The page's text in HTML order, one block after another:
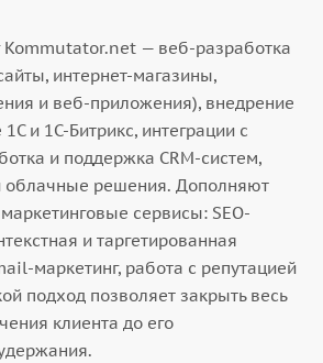
Kommutator.net — веб-разработка
интернет-магазины,
и веб-приложения), внедрение
и 1С-Битрикс, интеграции с
и поддержка CRM-систем,
облачные решения. Дополняют
сервисы: SEO-
и таргетированная
маркетинг, работа с репутацией
подход позволяет закрыть весь
клиента до его